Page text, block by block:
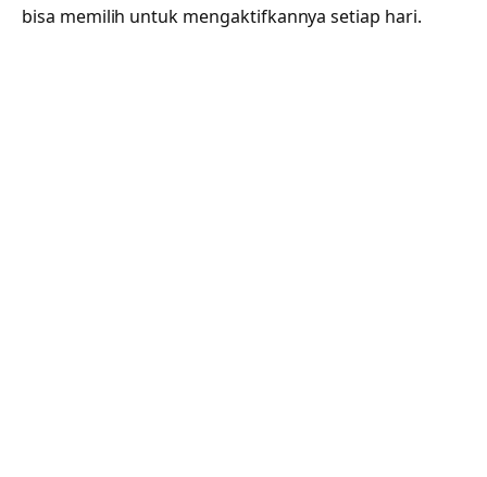
bisa memilih untuk mengaktifkannya setiap hari.